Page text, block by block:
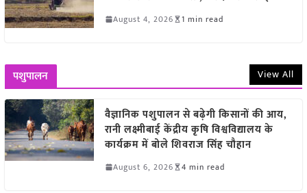
August 4, 2026 1 min read
पशुपालन View All
वैज्ञानिक पशुपालन से बढ़ेगी किसानों की आय,
रानी लक्ष्मीबाई केंद्रीय कृषि विश्वविद्यालय के
कार्यक्रम में बोले शिवराज सिंह चौहान
August 6, 2026 4 min read